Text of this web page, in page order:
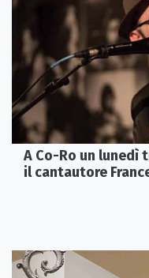
A Co-Ro un lunedì
il cantautore